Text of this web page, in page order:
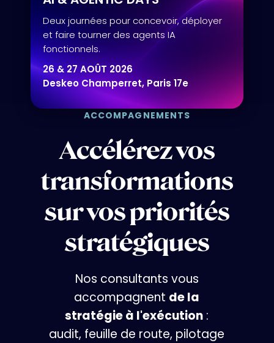
Deux journées pour concevoir, déployer
et faire tourner des agents IA
fonctionnels.
26 & 27 AOÛT 2026
Deskeo Champerret, Paris 17e
ACCOMPAGNEMENTS
Accélérez vos
transformations
sur vos priorités
stratégiques
Nos consultants vous
accompagnent de la
stratégieà l'exécution :
audit, feuille de route, pilotage